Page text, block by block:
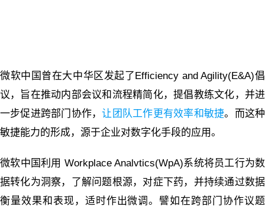
微软中国曾在大中华区发起了Efficiency and Agility(E&A)倡
议，旨在推动内部会议和流程精简化，提倡教练文化，并进
一步促进跨部门协作，让团队工作更有效率和敏捷。而这种
敏捷能力的形成，源于企业对数字化手段的应用。
微软中国利用 Workplace Analvtics(WpA)系统将员工行为数
据转化为洞察，了解问题根源，对症下药，并持续通过数据
衡量效果和表现，适时作出微调。譬如在跨部门协作议题